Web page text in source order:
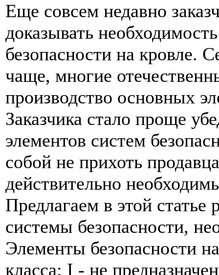
Еще совсем недавно
доказывать
безопасности на кровле.
чаще, многие
производство основных
Заказчика стало проще
элементов систем
собой не прихоть
действительно
Предлагаем в этой
системы безопасности,
Элементы безопасности
класса: I - не